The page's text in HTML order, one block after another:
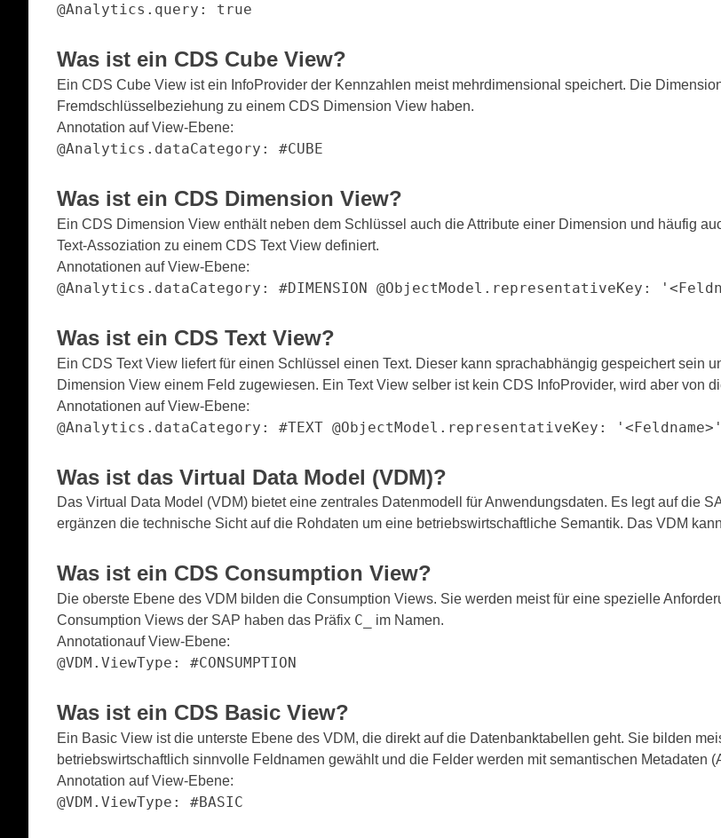
@Analytics.query: true
Was ist ein CDS Cube View?
Ein CDS Cube View ist ein InfoProvider der Kennzahlen meist mehrdimensional speichert. Die
Fremdschlüsselbeziehung zu einem CDS Dimension View haben.
Annotation auf View-Ebene:
@Analytics.dataCategory: #CUBE
Was ist ein CDS Dimension View?
Ein CDS Dimension View enthält neben dem Schlüssel auch die Attribute einer Dimension und häufig
Text-Assoziation zu einem CDS Text View definiert.
Annotationen auf View-Ebene:
@Analytics.dataCategory: #DIMENSION @ObjectModel.representativeKey:
Was ist ein CDS Text View?
Ein CDS Text View liefert für einen Schlüssel einen Text. Dieser kann sprachabhängig gespeichert sein
Dimension View einem Feld zugewiesen. Ein Text View selber ist kein CDS InfoProvider, wird aber von
Annotationen auf View-Ebene:
@Analytics.dataCategory: #TEXT @ObjectModel.representativeKey: '<Feldname>'
Was ist das Virtual Data Model (VDM)?
Das Virtual Data Model (VDM) bietet eine zentrales Datenmodell für Anwendungsdaten. Es legt auf die
ergänzen die technische Sicht auf die Rohdaten um eine betriebswirtschaftliche Semantik. Das VDM
Was ist ein CDS Consumption View?
Die oberste Ebene des VDM bilden die Consumption Views. Sie werden meist für eine spezielle
Consumption Views der SAP haben das Präfix C_
im Namen.
Annotationauf View-Ebene:
@VDM.ViewType: #CONSUMPTION
Was ist ein CDS Basic View?
Ein Basic View ist die unterste Ebene des VDM, die direkt auf die Datenbanktabellen geht. Sie bilden
betriebswirtschaftlich sinnvolle Feldnamen gewählt und die Felder werden mit semantischen Metadaten
Annotation auf View-Ebene:
@VDM.ViewType: #BASIC